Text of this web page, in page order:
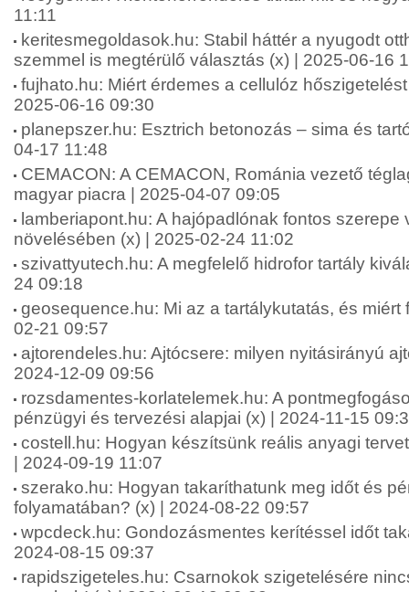
11:11
keritesmegoldasok.hu: Stabil háttér a nyugodt
szemmel is megtérülő választás (x) | 2025-06-16
fujhato.hu: Miért érdemes a cellulóz
2025-06-16 09:30
planepszer.hu: Esztrich betonozás – sima és
04-17 11:48
CEMACON: A CEMACON, Románia vezető
magyar piacra | 2025-04-07 09:05
lamberiapont.hu: A hajópadlónak fontos
növelésében (x) | 2025-02-24 11:02
szivattyutech.hu: A megfelelő hidrofor tartály
24 09:18
geosequence.hu: Mi az a tartálykutatás, és miért
02-21 09:57
ajtorendeles.hu: Ajtócsere: milyen nyitásirányú
2024-12-09 09:56
rozsdamentes-korlatelemek.hu: A
pénzügyi és tervezési alapjai (x) | 2024-11-15
costell.hu: Hogyan készítsünk reális anyagi
| 2024-09-19 11:07
szerako.hu: Hogyan takaríthatunk meg időt és
folyamatában? (x) | 2024-08-22 09:57
wpcdeck.hu: Gondozásmentes kerítéssel időt
2024-08-15 09:37
rapidszigeteles.hu: Csarnokok szigetelésére